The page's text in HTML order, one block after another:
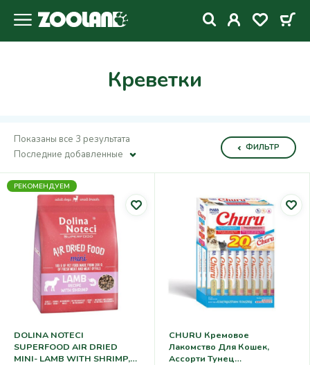
Креветки
Показаны все 3 результата
Последние добавленные
ФИЛЬТР
РЕКОМЕНДУЕМ
DOLINA NOTECI
SUPERFOOD AIR DRIED
MINI- LAMB WITH SHRIMP,
CHURU Кремовое
Лакомство Для Кошек,
Ассорти Тунец